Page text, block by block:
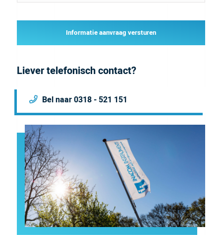
Informatie aanvraag versturen
Liever telefonisch contact?
Bel naar 0318 - 521 151